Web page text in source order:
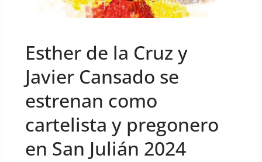
Esther de la Cruz y
Javier Cansado se
estrenan como
cartelista y pregonero
en San Julián 2024